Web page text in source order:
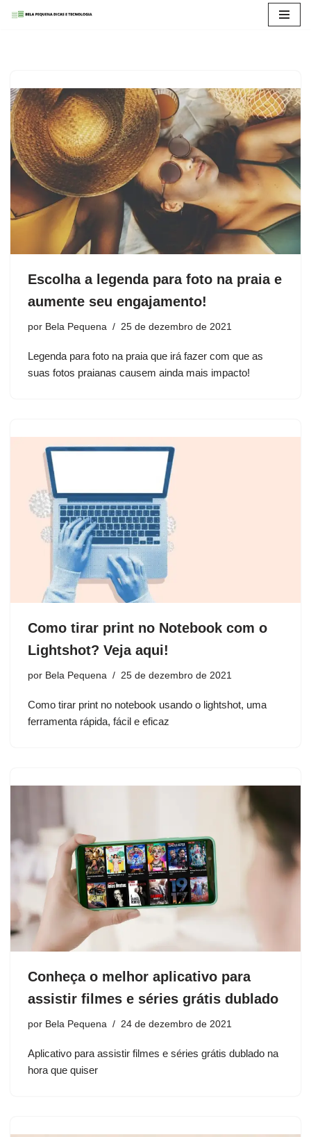
conteúdo
Escolha a legenda para foto na praia e
aumente seu engajamento!
por Bela Pequena 25 de dezembro de 2021
Legenda para foto na praia que irá fazer com que as
suas fotos praianas causem ainda mais impacto!
Como tirar print no Notebook com o
Lightshot? Veja aqui!
por Bela Pequena 25 de dezembro de 2021
Como tirar print no notebook usando o lightshot, uma
ferramenta rápida, fácil e eficaz
Conheça o melhor aplicativo para
assistir filmes e séries grátis dublado
por Bela Pequena 24 de dezembro de 2021
Aplicativo para assistir filmes e séries grátis dublado na
hora que quiser